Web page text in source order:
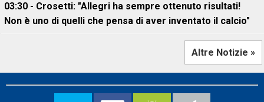
03:30 - Crosetti: "Allegri ha sempre ottenuto risultati!
Non è uno di quelli che pensa di aver inventato il calcio"
Altre Notizie »